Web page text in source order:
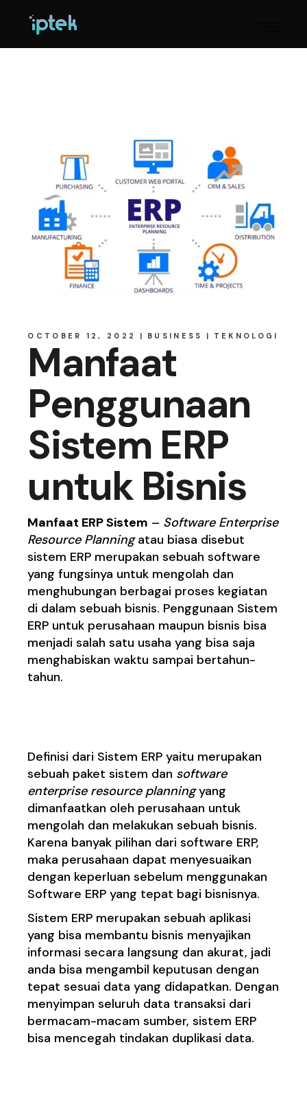
OCTOBER 12, 2022 BUSINESS TEKNOLOGI
Manfaat
Penggunaan
Sistem ERP
untuk Bisnis
Manfaat ERP Sistem – Software Enterprise
Resource Planningatau biasa disebut
sistem ERP merupakan sebuah software
yang fungsinya untuk mengolah dan
menghubungan berbagai proses kegiatan
di dalam sebuah bisnis. Penggunaan Sistem
ERP untuk perusahaan maupun bisnis bisa
menjadi salah satu usaha yang bisa saja
menghabiskan waktu sampai bertahun-
tahun.
Definisi dari Sistem ERPyaitu merupakan
sebuah paket sistem dan software
enterprise resource planningyang
dimanfaatkan oleh perusahaan untuk
mengolah dan melakukan sebuah bisnis.
Karena banyak pilihan dari software ERP,
maka perusahaan dapat menyesuaikan
dengan keperluan sebelum menggunakan
Software ERP yang tepat bagi bisnisnya.
Sistem ERP merupakan sebuah aplikasi
yang bisa membantu bisnis menyajikan
informasi secara langsung dan akurat, jadi
anda bisa mengambil keputusan dengan
tepat sesuai data yang didapatkan. Dengan
menyimpan seluruh data transaksi dari
bermacam-macam sumber, sistem ERP
bisa mencegah tindakan duplikasi data.